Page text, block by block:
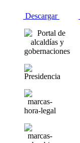
Descargar